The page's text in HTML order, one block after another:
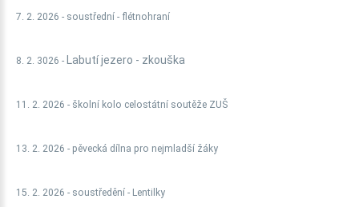
7. 2. 2026 - soustřední - flétnohraní
8. 2. 3026 - Labutí jezero - zkouška
11. 2. 2026 - školní kolo celostátní soutěže ZUŠ
13. 2. 2026 - pěvecká dílna pro nejmladší žáky
15. 2. 2026 - soustředění - Lentilky